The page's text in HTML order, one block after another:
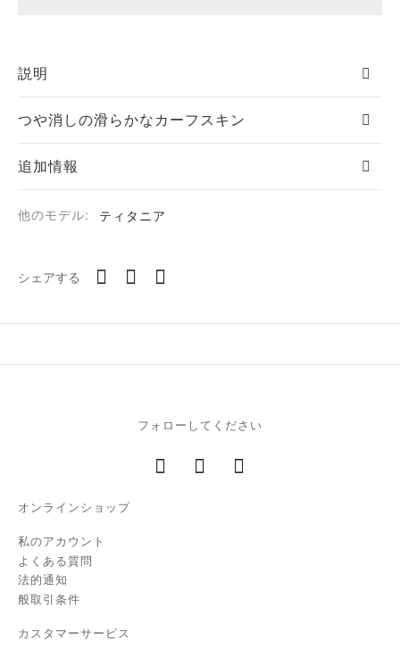
説明
つや消しの滑らかなカーフスキン
追加情報
他のモデル: ティタニア
シェアする
フォローしてください
オンラインショップ
私のアカウント
よくある質問
法的通知
般取引条件
カスタマーサービス